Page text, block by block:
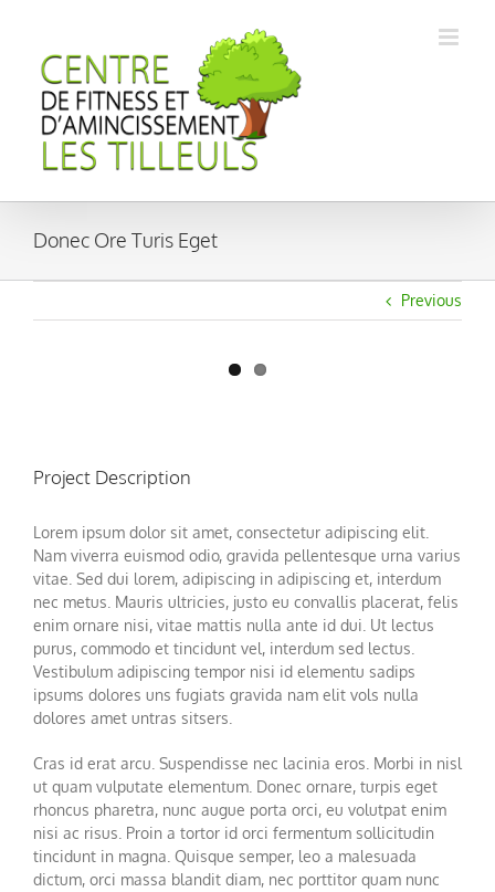
contenu
Donec Ore Turis Eget
Previous
Project Description
Lorem ipsum dolor sit amet, consectetur adipiscing elit.
Nam viverra euismod odio, gravida pellentesque urna varius
vitae. Sed dui lorem, adipiscing in adipiscing et, interdum
nec metus. Mauris ultricies, justo eu convallis placerat, felis
enim ornare nisi, vitae mattis nulla ante id dui. Ut lectus
purus, commodo et tincidunt vel, interdum sed lectus.
Vestibulum adipiscing tempor nisi id elementu sadips
ipsums dolores uns fugiats gravida nam elit vols nulla
dolores amet untras sitsers.
Cras id erat arcu. Suspendisse nec lacinia eros. Morbi in nisl
ut quam vulputate elementum. Donec ornare, turpis eget
rhoncus pharetra, nunc augue porta orci, eu volutpat enim
nisi ac risus. Proin a tortor id orci fermentum sollicitudin
tincidunt in magna. Quisque semper, leo a malesuada
dictum, orci massa blandit diam, nec porttitor quam nunc